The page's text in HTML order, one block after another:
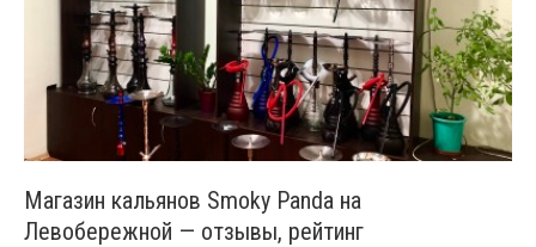
Магазин кальянов Smoky Panda на
Левобережной — отзывы, рейтинг